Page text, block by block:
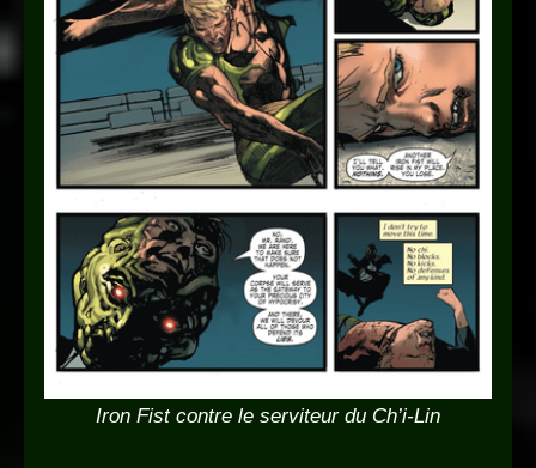
Iron Fist contre le serviteur du Ch’i-Lin